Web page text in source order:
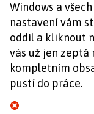
Windows a
nastavení vám
oddíl a kliknout
vás už jen zeptá
kompletním
pustí do práce.